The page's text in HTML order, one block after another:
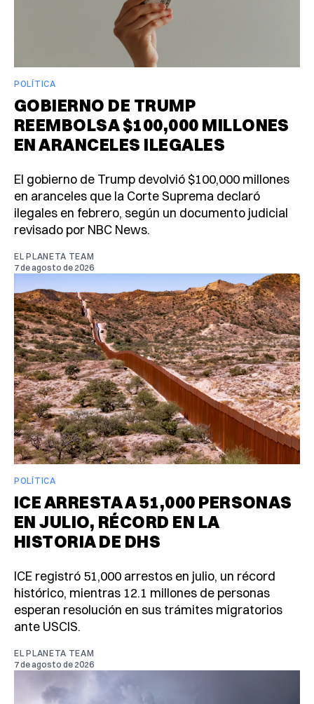
POLÍTICA
GOBIERNO DE TRUMP
REEMBOLSA $100,000 MILLONES
EN ARANCELES ILEGALES
El gobierno de Trump devolvió $100,000 millones
en aranceles que la Corte Suprema declaró
ilegales en febrero, según un documento judicial
revisado por NBC News.
EL PLANETA TEAM
7 de agosto de 2026
POLÍTICA
ICE ARRESTA A 51,000 PERSONAS
EN JULIO, RÉCORD EN LA
HISTORIA DE DHS
ICE registró 51,000 arrestos en julio, un récord
histórico, mientras 12.1 millones de personas
esperan resolución en sus trámites migratorios
ante USCIS.
EL PLANETA TEAM
7 de agosto de 2026